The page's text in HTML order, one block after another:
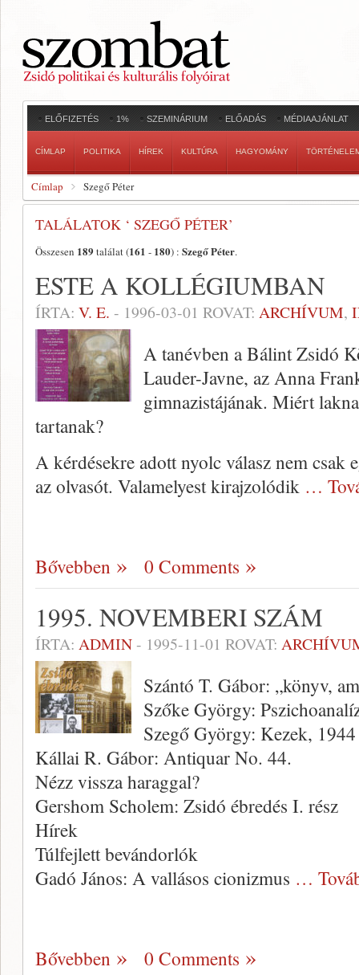
ELŐFIZETÉS 1% SZEMINÁRIUM ELŐADÁS MÉDIAAJÁNLAT
CÍMLAP POLITIKA HÍREK KULTÚRA HAGYOMÁNY
Címlap Szegő Péter
TALÁLATOK ‘ SZEGŐ PÉTER’
Összesen 189 találat (161 - 180) : Szegő Péter.
ESTE A KOLLÉGIUMBAN
ÍRTA: V. E. - 1996-03-01 ROVAT: ARCHÍVUM,
A tanévben a Bálint Zsidó
Lauder-Javne, az Anna
gimnazistájának. Miért
tartanak?
A kérdésekre adott nyolc válasz nem csak
az olvasót. Valamelyest kirajzolódik …
Bővebben 0 Comments
1995. NOVEMBERI SZÁM
ÍRTA: ADMIN- 1995-11-01 ROVAT:
Szántó T. Gábor: „könyv,
Szőke György:
Szegő György: Kezek, 1944
Kállai R. Gábor: Antiquar No. 44.
Nézz vissza haraggal?
Gershom Scholem: Zsidó ébredés I. rész
Hírek
Túlfejlett bevándorlók
Gadó János: A vallásos cionizmus …
Bővebben 0 Comments